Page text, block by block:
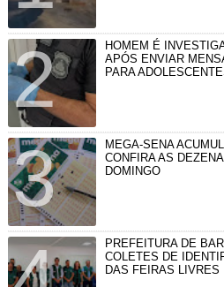
HOMEM É
APÓS ENVIAR
PARA
MEGA-SENA
CONFIRA AS
DOMINGO
PREFEITURA DE
COLETES DE
DAS FEIRAS LIVRES